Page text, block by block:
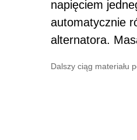
napięciem
automatycznie
alternatora.
Dalszy ciąg materiału